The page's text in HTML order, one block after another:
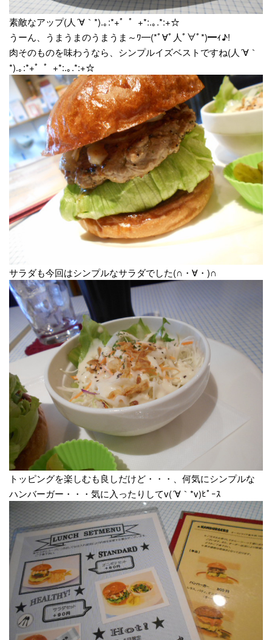
素敵なアップ(人´∀｀*).｡:*+゜゜+*:.｡.*:+☆
うーん、うまうまのうまうま～ﾜ━(*ﾟ∀ﾟ人ﾟ∀ﾟ*)━ｨ♪!
肉そのものを味わうなら、シンプルイズベストですね(人´∀｀
*).｡:*+゜゜+*:.｡.*:+☆
サラダも今回はシンプルなサラダでした(∩・∀・)∩
トッピングを楽しむも良しだけど・・・、何気にシンプルな
ハンバーガー・・・気に入ったりしてv(´∀｀*v)ﾋﾟｰｽ